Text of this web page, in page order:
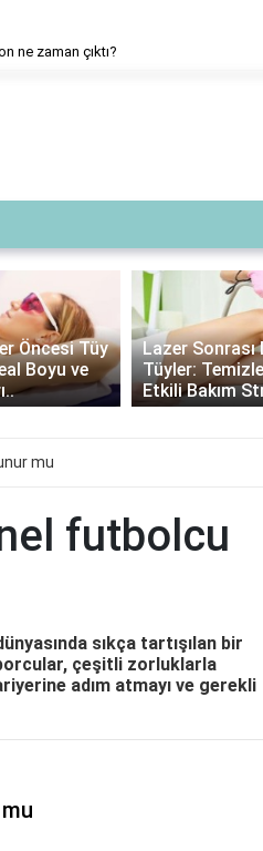
ne zaman çıktı?
Öncesi Tüy
Boyu ve
Lazer Sonrası
Tüyler:
Etkili Bakım
mu
futbolcu
sıkça tartışılan bir
çeşitli zorluklarla
adım atmayı ve gerekli